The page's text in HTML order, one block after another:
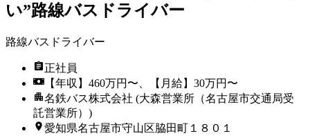
い”路線バスドライバー
路線バスドライバー
正社員
【年収】460万円〜、【月給】30万円〜
名鉄バス株式会社 (大森営業所（名古屋市交通局受
託営業所）)
愛知県名古屋市守山区脇田町１８０１